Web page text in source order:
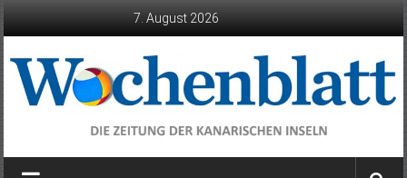
7. August 2026
Wochenblatt